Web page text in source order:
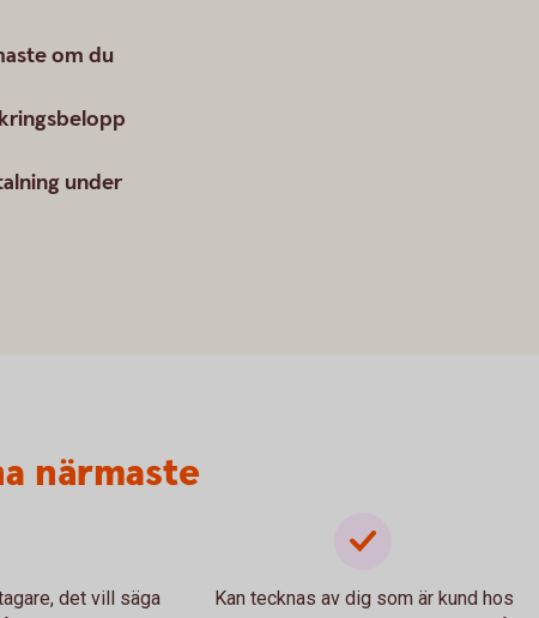
om du
under
närmaste
det vill säga
Kan tecknas av dig som är kund hos